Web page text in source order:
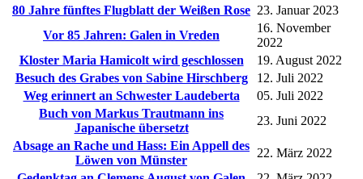
80 Jahre fünftes Flugblatt der Weißen Rose 23. Januar 2023
Vor 85 Jahren: Galen in Vreden
16. November
2022
Kloster Maria Hamicolt wird geschlossen
19. August 2022
Besuch des Grabes von Sabine Hirschberg
12. Juli 2022
Weg erinnert an Schwester Laudeberta
05. Juli 2022
Buch von Markus Trautmann ins
Japanische übersetzt
23. Juni 2022
Absage an Rache und Hass: Ein Appell des
Löwen von Münster
22. März 2022